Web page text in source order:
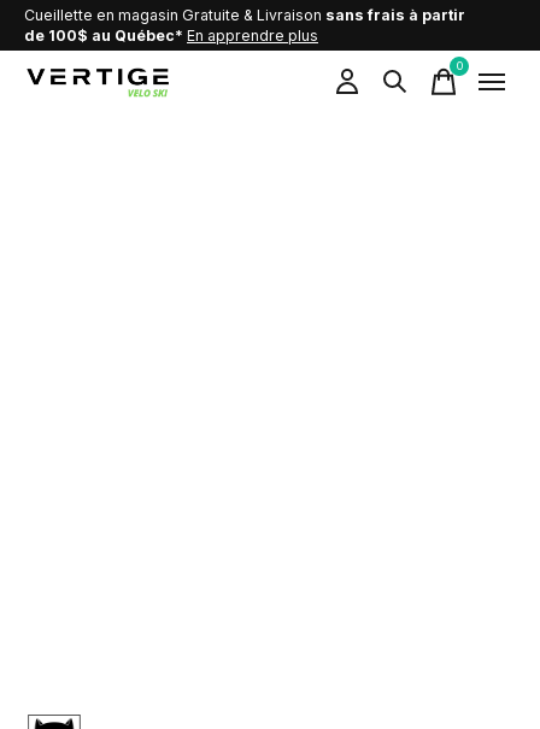
Cueillette en magasin Gratuite & Livraison sans frais à partir
de 100$ au Québec* En apprendre plus
0items